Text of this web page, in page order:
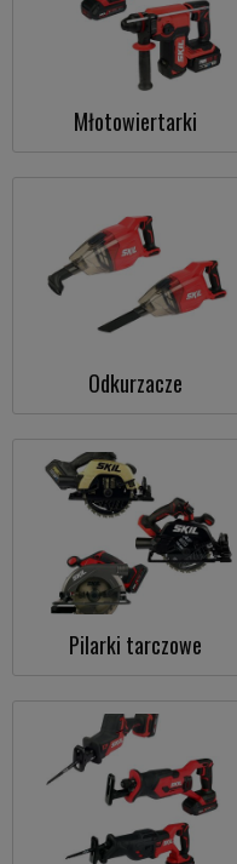
Młotowiertarki
Odkurzacze
Pilarki tarczowe